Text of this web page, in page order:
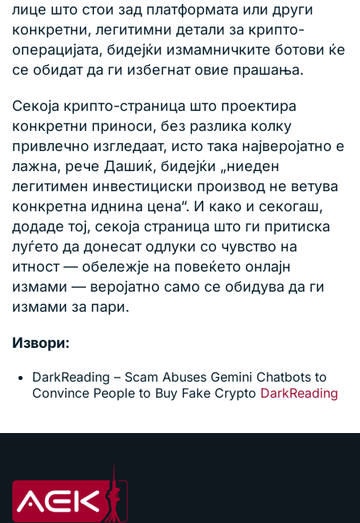
лице што стои зад платформата или други
конкретни, легитимни детали за крипто-
операцијата, бидејќи измамничките ботови ќе
се обидат да ги избегнат овие прашања.
Секоја крипто-страница што проектира
конкретни приноси, без разлика колку
привлечно изгледаат, исто така најверојатно е
лажна, рече Дашиќ, бидејќи „ниеден
легитимен инвестициски производ не ветува
конкретна иднина цена“. И како и секогаш,
додаде тој, секоја страница што ги притиска
луѓето да донесат одлуки со чувство на
итност — обележје на повеќето онлајн
измами — веројатно само се обидува да ги
измами за пари.
Извори:
DarkReading – Scam Abuses Gemini Chatbots to
Convince People to Buy Fake Crypto DarkReading